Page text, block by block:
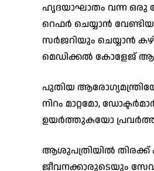
ഹൃദയാഘാതം വന്ന ഒരു
റെഫർ ചെയ്യാൻ
സർജറിയും ചെയ്യാൻ
മെഡിക്കൽ കോളേജ്
പുതിയ
നിറം മാറ്റമോ,
ഉയർത്തുകയോ
ആശുപത്രിയിൽ തിരക്ക്
ജീവനക്കാരുടെയും